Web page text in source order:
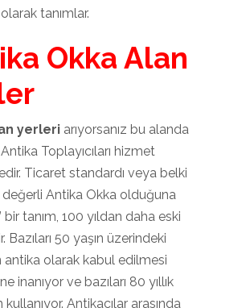
tanımlar.
Okka Alan
yerleri arıyorsanız bu alanda
Toplayıcıları hizmet
Ticaret standardı veya belki
değerli Antika Okka olduğuna
bir tanım, 100 yıldan daha eski
Bazıları 50 yaşın üzerindeki
antika olarak kabul edilmesi
inanıyor ve bazıları 80 yıllık
Antikacılar arasında